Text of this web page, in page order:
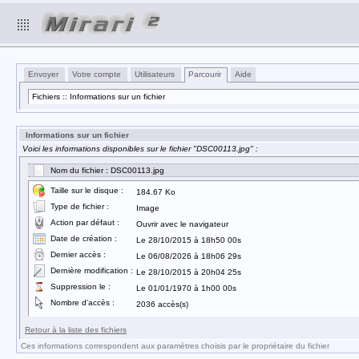
Envoyer Votre compte Utilisateurs Parcourir Aide
Fichiers :: Informations sur un fichier
Informations sur un fichier
Voici les informations disponibles sur le fichier "DSC00113.jpg" :
Nom du fichier : DSC00113.jpg
Taille sur le disque :
184.67 Ko
Type de fichier :
Image
Action par défaut :
Ouvrir avec le navigateur
Date de création :
Le 28/10/2015 à 18h50 00s
Dernier accès :
Le 06/08/2026 à 18h06 29s
Dernière modification : Le 28/10/2015 à 20h04 25s
Suppression le :
Le 01/01/1970 à 1h00 00s
Nombre d'accès :
2036 accès(s)
Retour à la liste des fichiers
Ces informations correspondent aux paramètres choisis par le propriétaire du fichier